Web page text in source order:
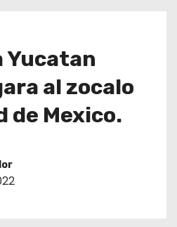
Yucatan
al zocalo
de Mexico.